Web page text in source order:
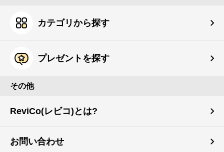
カテゴリから探す
プレゼントを探す
その他
ReviCo(レビコ)とは?
お問い合わせ